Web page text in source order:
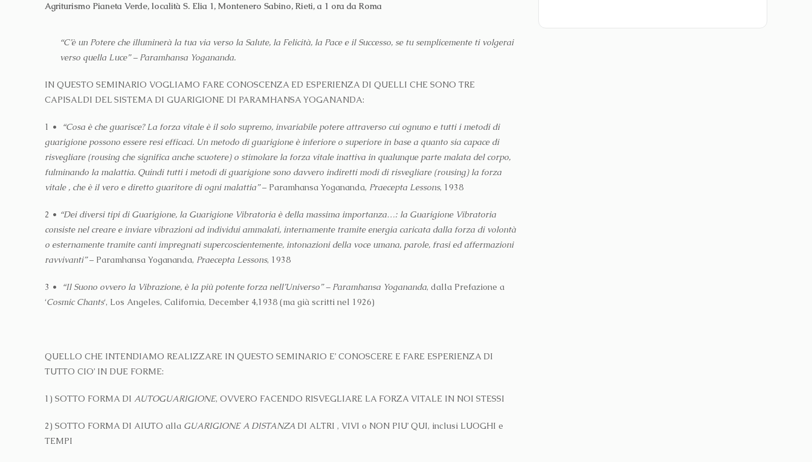
Agriturismo Pianeta Verde, località S. Elia 1, Montenero Sabino, Rieti, a 1 ora da Roma
“C’è un Potere che illuminerà la tua via verso la Salute, la Felicità, la Pace e il Successo, se tu semplicemente ti volgerai
verso quella Luce” – Paramhansa Yogananda.
IN QUESTO SEMINARIO VOGLIAMO FARE CONOSCENZA ED ESPERIENZA DI QUELLI CHE SONO TRE
CAPISALDI DEL SISTEMA DI GUARIGIONE DI PARAMHANSA YOGANANDA:
1 •
“Cosa è che guarisce? La forza vitale è il solo supremo, invariabile potere attraverso cui ognuno e tutti i metodi di
guarigione possono essere resi efficaci. Un metodo di guarigione è inferiore o superiore in base a quanto sia capace di
risvegliare (rousing che significa anche scuotere) o stimolare la forza vitale inattiva in qualunque parte malata del corpo,
fulminando la malattia. Quindi tutti i metodi di guarigione sono davvero indiretti modi di risvegliare (rousing) la forza
vitale , che è il vero e diretto guaritore di ogni malattia”– Paramhansa Yogananda, Praecepta Lessons, 1938
2 • “Dei diversi tipi di Guarigione, la Guarigione Vibratoria è della massima importanza…: la Guarigione Vibratoria
consiste nel creare e inviare vibrazioni ad individui ammalati, internamente tramite energia caricata dalla forza di volontà
o esternamente tramite canti impregnati supercoscientemente, intonazioni della voce umana, parole, frasi ed affermazioni
ravvivanti”– Paramhansa Yogananda, Praecepta Lessons, 1938
3 • “Il Suono ovvero la Vibrazione, è la più potente forza nell’Universo” – Paramhansa Yogananda, dalla Prefazione a
‘Cosmic Chants‘, Los Angeles, California, December 4,1938 (ma già scritti nel 1926)
QUELLO CHE INTENDIAMO REALIZZARE IN QUESTO SEMINARIO E’ CONOSCERE E FARE ESPERIENZA DI
TUTTO CIO’ IN DUE FORME:
1) SOTTO FORMA DI AUTOGUARIGIONE, OVVERO FACENDO RISVEGLIARE LA FORZA VITALE IN NOI STESSI
2) SOTTO FORMA DI AIUTO alla GUARIGIONE A DISTANZA DI ALTRI , VIVI o NON PIU’ QUI, inclusi LUOGHI e
TEMPI